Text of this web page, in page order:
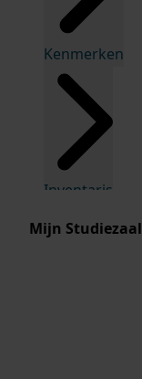
Kenmerken
Inventaris
Mijn Studiezaal